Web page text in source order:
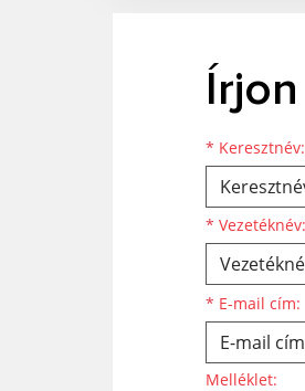
* Keresztnév:
Keresztnév
* Vezetéknév:
Vezetéknév
* E-mail cím:
E-mail cím
Melléklet: